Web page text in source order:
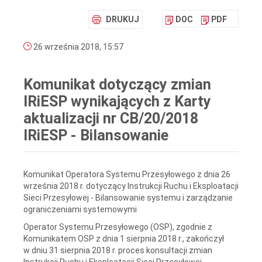
DRUKUJ DOC PDF
26 września 2018, 15:57
Komunikat dotyczący zmian
IRiESP wynikających z Karty
aktualizacji nr CB/20/2018
IRiESP - Bilansowanie
Komunikat Operatora Systemu Przesyłowego z dnia 26
września 2018 r. dotyczący Instrukcji Ruchu i Eksploatacji
Sieci Przesyłowej - Bilansowanie systemu i zarządzanie
ograniczeniami systemowymi
Operator Systemu Przesyłowego (OSP), zgodnie z
Komunikatem OSP z dnia 1 sierpnia 2018 r., zakończył
w dniu 31 sierpnia 2018 r. proces konsultacji zmian